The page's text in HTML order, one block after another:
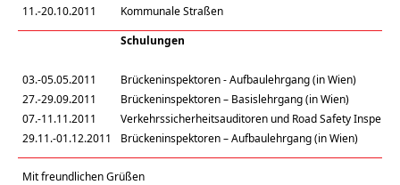
11.-20.10.2011
Kommunale Straßen
Schulungen
03.-05.05.2011
Brückeninspektoren - Aufbaulehrgang (in Wien)
27.-29.09.2011
Brückeninspektoren – Basislehrgang (in Wien)
07.-11.11.2011
Verkehrssicherheitsauditoren und Road Safety
29.11.-01.12.2011
Brückeninspektoren – Aufbaulehrgang (in Wien)
Mit freundlichen Grüßen